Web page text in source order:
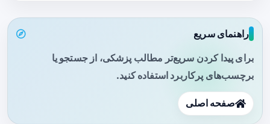
راهنمای سریع
برای پیدا کردن سریع‌تر مطالب پزشکی، از جستجو یا
برچسب‌های پرکاربرد استفاده کنید.
صفحه اصلی